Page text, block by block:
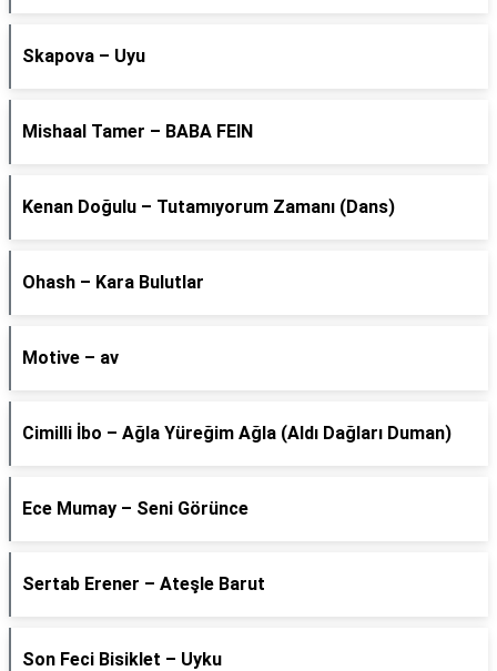
Skapova – Uyu
Mishaal Tamer – BABA FEIN
Kenan Doğulu – Tutamıyorum Zamanı (Dans)
Ohash – Kara Bulutlar
Motive – av
Cimilli İbo – Ağla Yüreğim Ağla (Aldı Dağları Duman)
Ece Mumay – Seni Görünce
Sertab Erener – Ateşle Barut
Son Feci Bisiklet – Uyku